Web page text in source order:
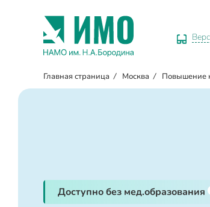
Главная страница / Москва / Повышение
Доступно без мед.образования